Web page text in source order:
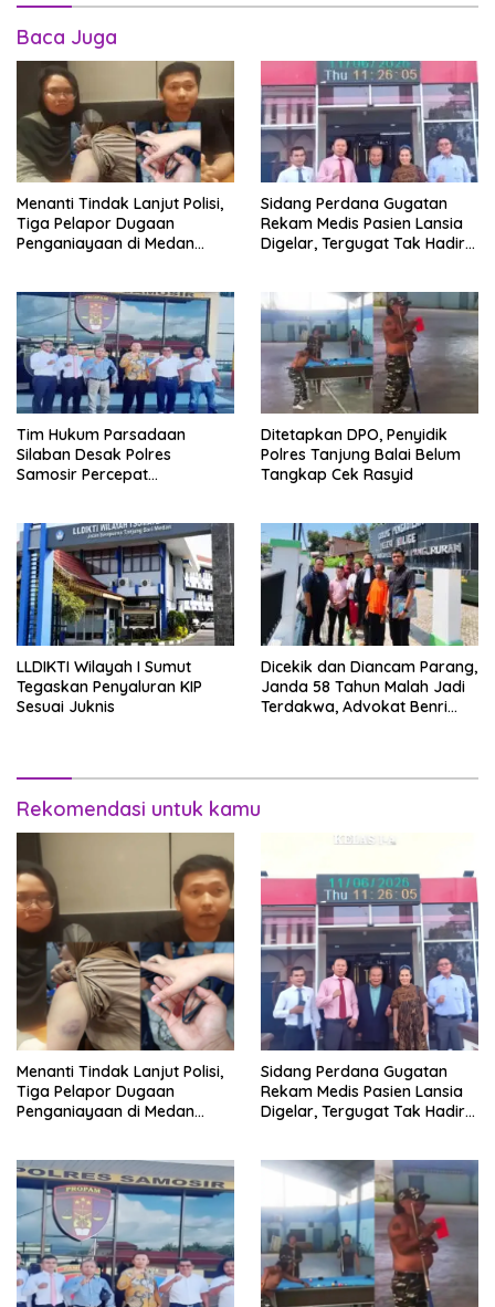
Baca Juga
Menanti Tindak Lanjut Polisi,
Tiga Pelapor Dugaan
Penganiayaan di Medan
Sidang Perdana Gugatan
Rekam Medis Pasien Lansia
Digelar, Tergugat Tak Hadir
Tim Hukum Parsadaan
Silaban Desak Polres
Samosir Percepat
Ditetapkan DPO, Penyidik
Polres Tanjung Balai Belum
Tangkap Cek Rasyid
LLDIKTI Wilayah I Sumut
Tegaskan Penyaluran KIP
Sesuai Juknis
Dicekik dan Diancam Parang,
Janda 58 Tahun Malah Jadi
Terdakwa, Advokat Benri
Rekomendasi untuk kamu
Menanti Tindak Lanjut Polisi,
Tiga Pelapor Dugaan
Penganiayaan di Medan
Sidang Perdana Gugatan
Rekam Medis Pasien Lansia
Digelar, Tergugat Tak Hadir